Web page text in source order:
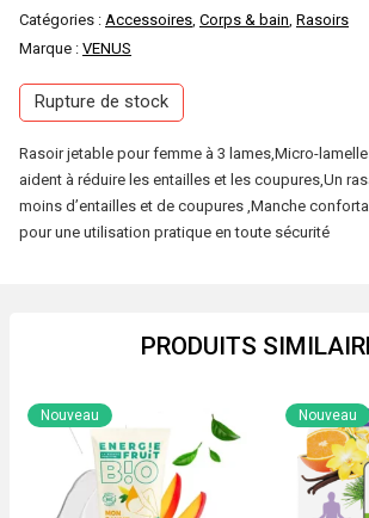
Catégories : Accessoires, Corps & bain, Rasoirs
Marque : VENUS
Rupture de stock
Rasoir jetable pour femme à 3 lames,Micro-
aident à réduire les entailles et les coupures,Un
moins d’entailles et de coupures ,Manche
pour une utilisation pratique en toute sécurité
PRODUITS
Nouveau Nouveau